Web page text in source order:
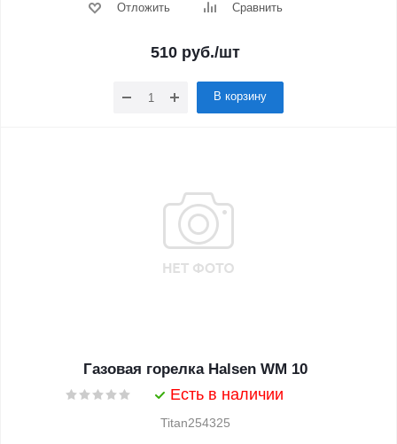
Отложить Сравнить
510 руб./шт
В корзину
Газовая горелка Halsen WM 10
Есть в наличии
Titan254325